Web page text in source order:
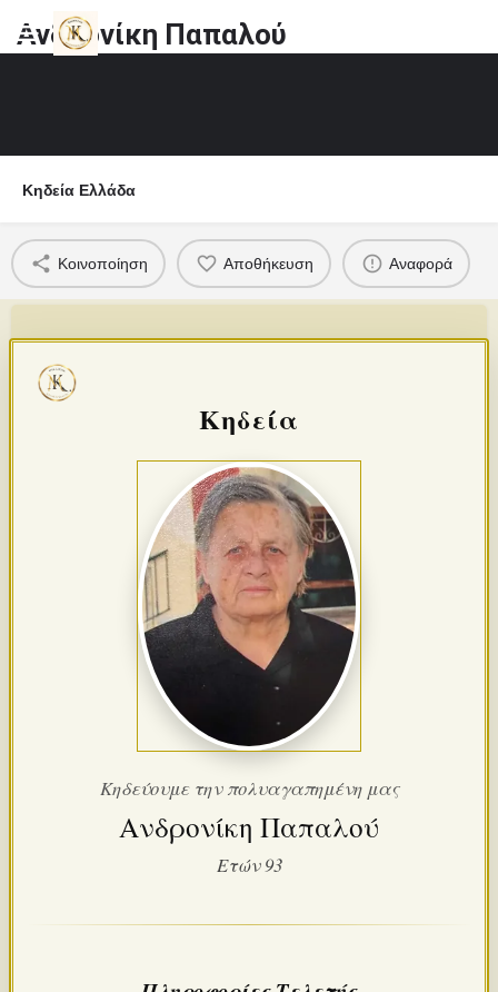
Ανδρονίκη Παπαλού
Κηδεία Ελλάδα
Κοινοποίηση Αποθήκευση Αναφορά
Κηδεία
Κηδεύουμε την πολυαγαπημένη μας
Ανδρονίκη Παπαλού
Ετών 93